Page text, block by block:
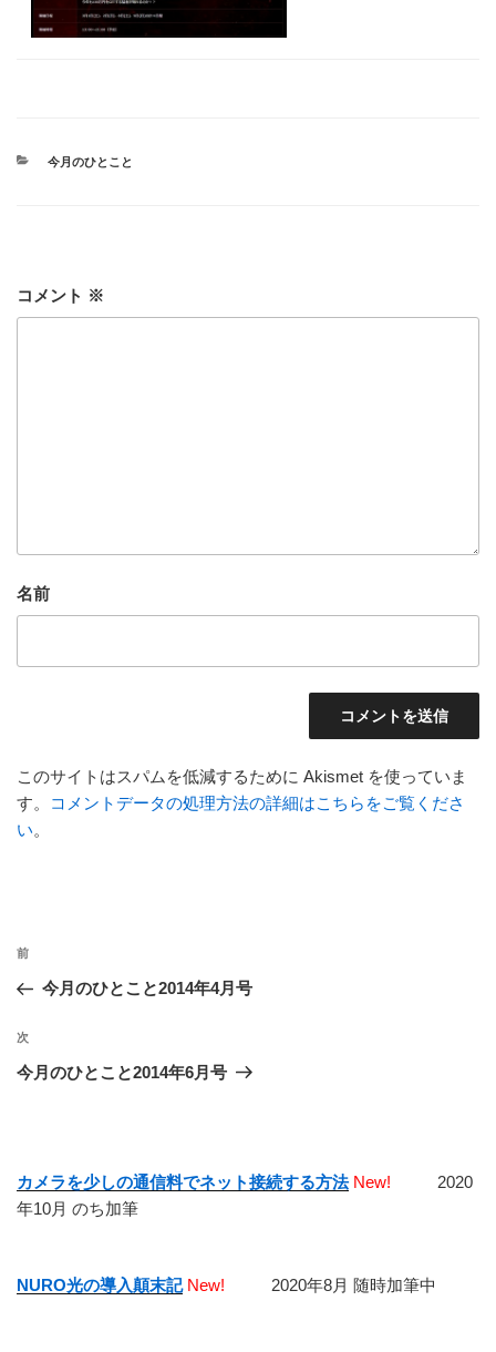
カ
今月のひとこと
コメント ※
名前
このサイトはスパムを低減するために Akismet を使っていま
す。
コメントデータの処理方法の詳細はこちらをご覧くださ
い。
投
ナ
ビ
ゲ
ン
前
の
稿
前
今月のひとこと2014年4月号
次
の
次
今月のひとこと2014年6月号
カメラを少しの通信料でネット接続する方法 New! 2020
年10月 のち加筆
NURO光の導入顛末記 New! 2020年8月 随時加筆中